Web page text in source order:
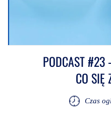
PODCAST
CO SIĘ
Czas